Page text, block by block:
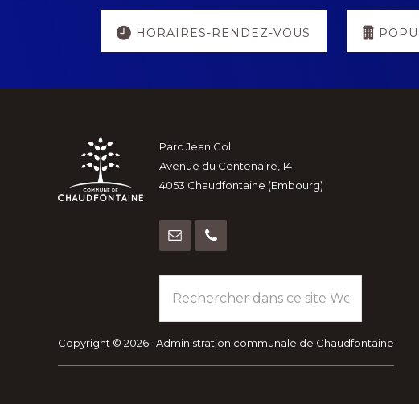
Explore
more
HORAIRES-RENDEZ-VOUS
Footer
Parc Jean Gol
Avenue du Centenaire, 14
4053 Chaudfontaine (Embourg)
dans
ce
site
Copyright © 2026 · Administration communale de Chaudfontaine